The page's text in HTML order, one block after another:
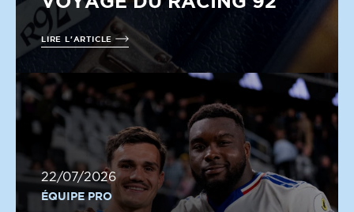
LIRE L'ARTICLE
22/07/2026
ÉQUIPE PRO